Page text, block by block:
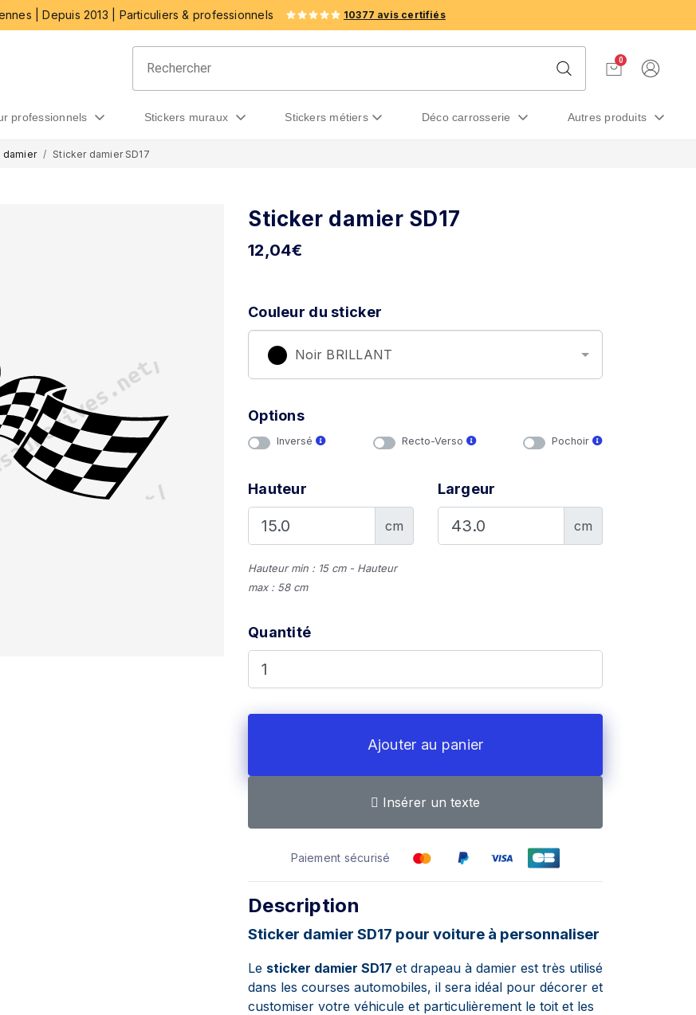
| Depuis 2013 | Particuliers & professionnels 10377 avis certifiés
0
professionnels stickers muraux stickers métiers déco carrosserie autres produits
damier Sticker damier SD17
Sticker damier SD17
12,04€
Couleur du sticker
Noir BRILLANT
Options
Inversé Recto-Verso Pochoir
Hauteur
cm
Hauteur min : 15 cm - Hauteur
max : 58 cm
Largeur
cm
Quantité
Ajouter au panier
Insérer un texte
Paiement sécurisé
Description
Sticker damier SD17 pour voiture à personnaliser
Le sticker damier SD17 et drapeau à damier est très utilisé
dans les courses automobiles, il sera idéal pour décorer et
customiser votre véhicule et particulièrement le toit et les